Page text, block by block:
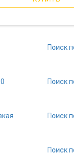
Поиск
Поиск
Поиск
Поиск